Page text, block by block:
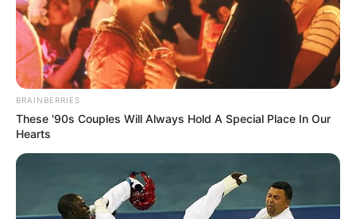
BRAINBERRIES
These '90s Couples Will Always Hold A Special Place In Our
Hearts